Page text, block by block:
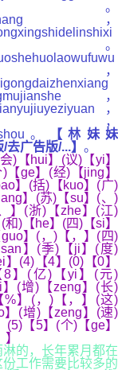
。
，
。
，
，
，
，
。
【林妹妹
广告版/...】 。
hui】(议)【yi】
ge】(经)【jing】
】(括)【kuo】(广)
】(苏)【su】(、)
】(浙)【zhe】(江)
)【he】(四)【si】
】(，)【，】(四)
】(季)【ji】(度)
(4)【4】(0)【0】
8】(亿)【yi】(元)
】(增)【zeng】(长)
%】(，)【，】(这)
】(增)【zeng】(速)
【5】(个)【ge】
的，长年累月都在
工作需要比较多的